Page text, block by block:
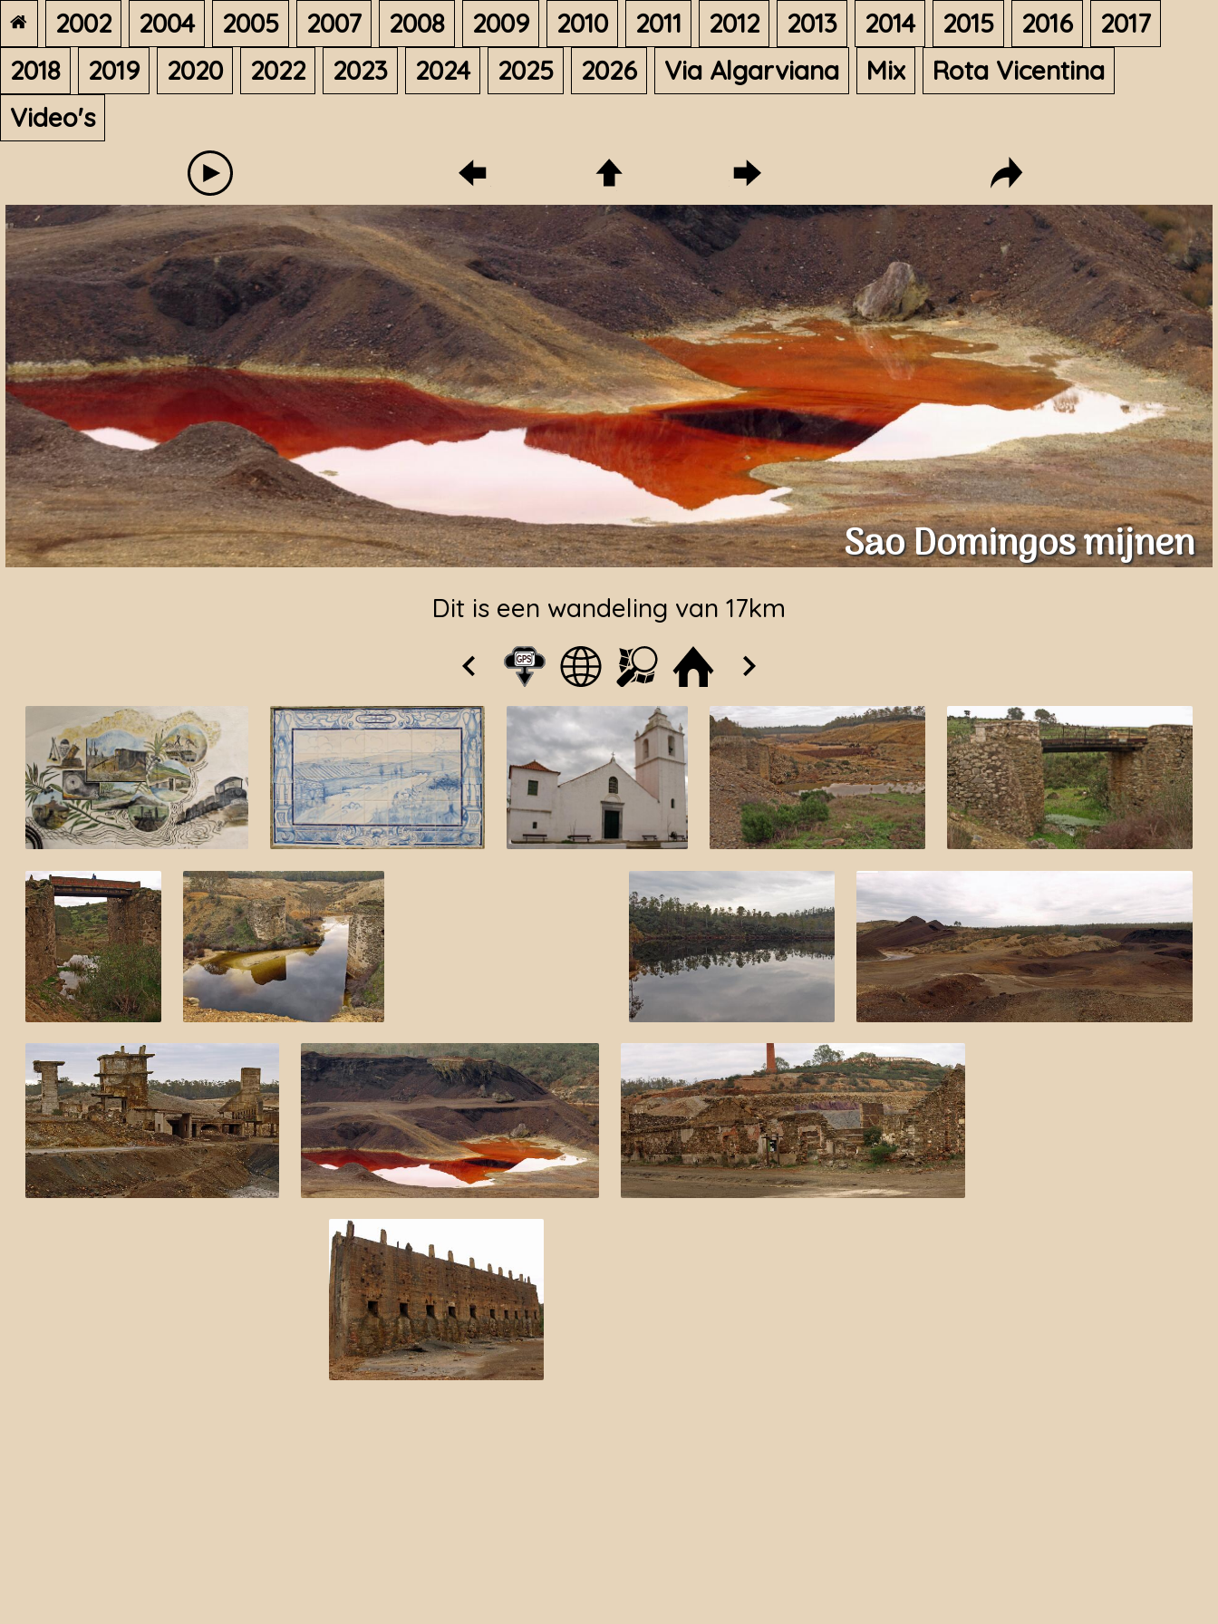
2002 2004 2005 2007 2008 2009 2010 2011 2012 2013 2014 2015 2016
2017
2018
2019 2020 2022 2023 2024 2025 2026 Via Algarviana Mix
Rota Vicentina
Video's
Sao Domingos mijnen
Dit is een wandeling van 17km